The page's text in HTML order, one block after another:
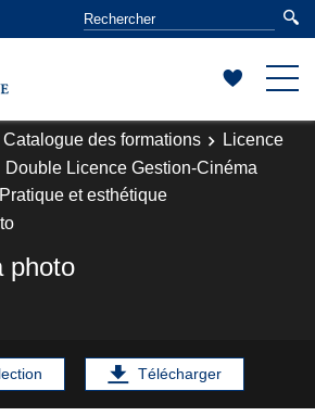
Catalogue des formations
Licence
Double Licence Gestion-Cinéma
et esthétique
photo
Télécharger